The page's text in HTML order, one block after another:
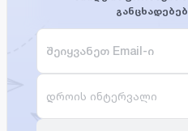
დროის ინტერვალი